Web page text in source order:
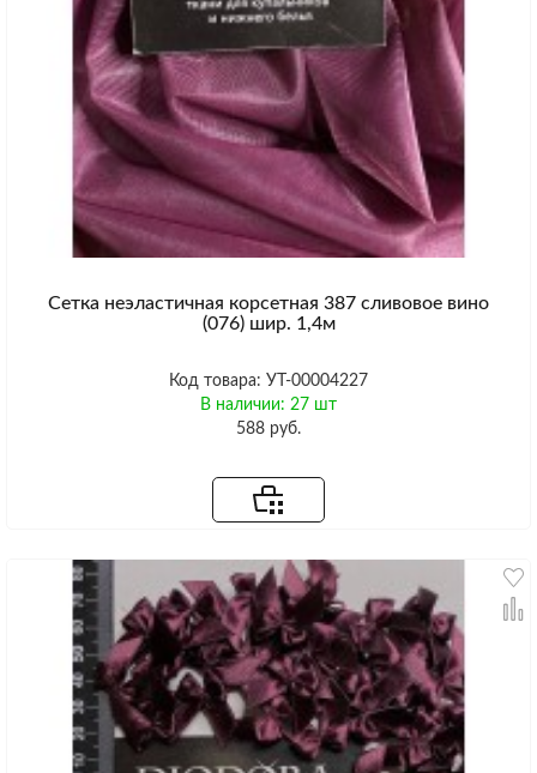
Сетка неэластичная корсетная 387 сливовое вино
(076) шир. 1,4м
Код товара: УТ-00004227
В наличии: 27 шт
588 руб.